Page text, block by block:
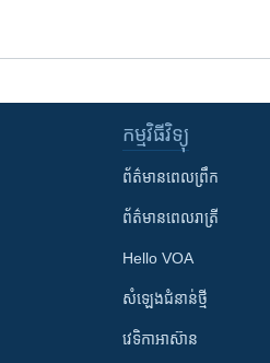
កម្មវិធី​វិទ្យុ
ព័ត៌មាន​ពេល​ព្រឹក
ព័ត៌មាន​​ពេល​រាត្រី
Hello VOA
សំឡេង​ជំនាន់​ថ្មី
វេទិកា​អាស៊ាន